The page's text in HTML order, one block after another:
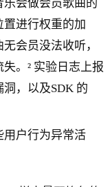
会做会员歌曲的
进行权重的加
会员没法收听，
。² 实验日志上报
，以及SDK 的
用户行为异常活